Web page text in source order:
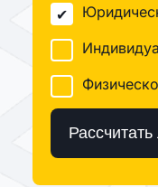
Рассчитать